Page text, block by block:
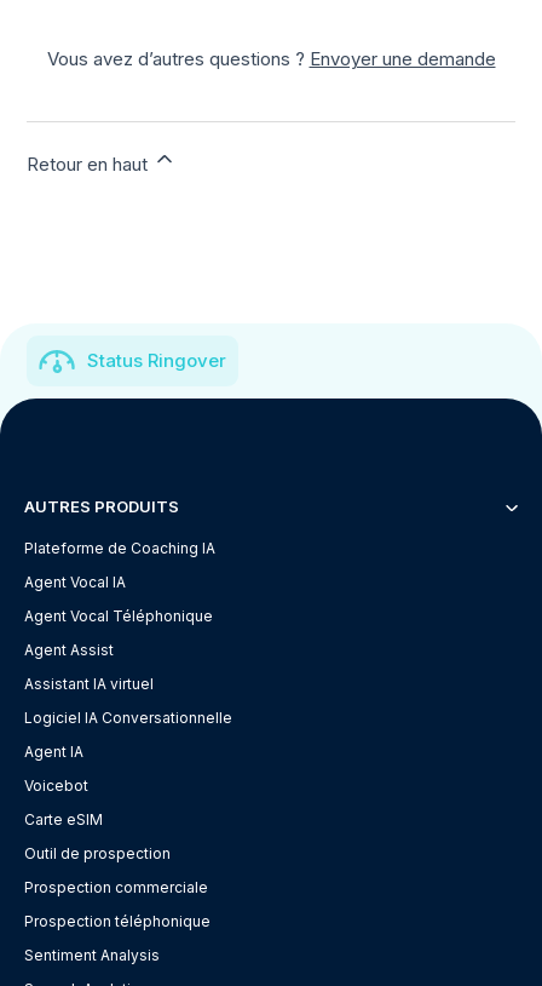
Vous avez d’autres questions ? Envoyer une demande
Retour en haut
Status Ringover
AUTRES PRODUITS
Plateforme de Coaching IA
Agent Vocal IA
Agent Vocal Téléphonique
Agent Assist
Assistant IA virtuel
Logiciel IA Conversationnelle
Agent IA
Voicebot
Carte eSIM
Outil de prospection
Prospection commerciale
Prospection téléphonique
Sentiment Analysis